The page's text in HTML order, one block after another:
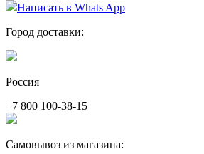
Написать в Whats App
Город доставки:
Россия
+7 800 100-38-15
Самовывоз из магазина: